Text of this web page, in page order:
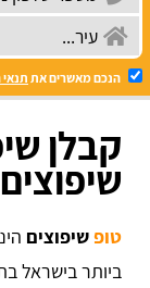
הנכם מאשרים את
קבלן
שיפוצים
טופשיפוצים
ביותר בישראל